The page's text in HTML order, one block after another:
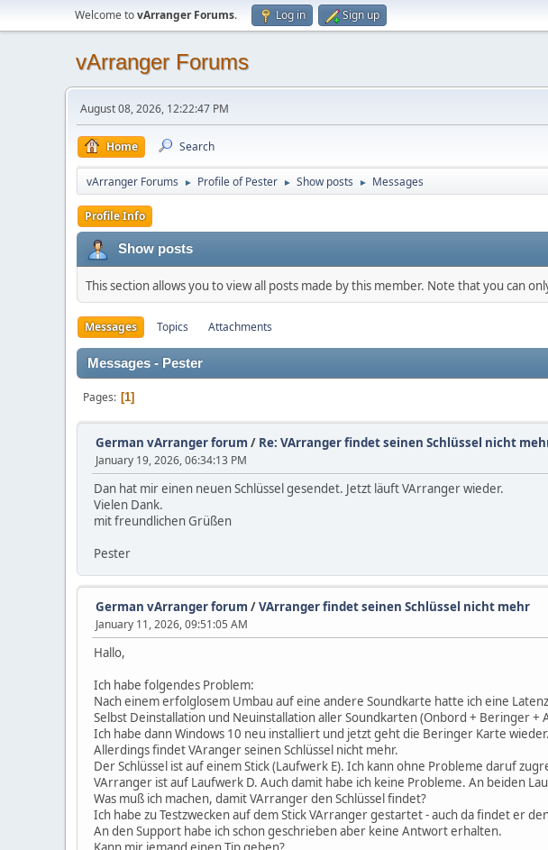
Welcome tovArranger Forums. Log in Sign up
vArranger Forums
August 08, 2026, 12:22:47 PM
Home Search
vArranger Forums ► Profile of Pester ► Show posts ► Messages
Profile Info
Show posts
This section allows you to view all posts made by this member. Note that you can
Messages Topics Attachments
Messages - Pester
Pages 1
German vArranger forum / Re: VArranger findet seinen Schlüssel nicht
January 19, 2026, 06:34:13 PM
Dan hat mir einen neuen Schlüssel gesendet. Jetzt läuft VArranger wieder.
Vielen Dank.
mit freundlichen Grüßen
Pester
German vArranger forum /VArranger findet seinen Schlüssel nicht mehr
January 11, 2026, 09:51:05 AM
Hallo,
Ich habe folgendes Problem:
Nach einem erfolglosem Umbau auf eine andere Soundkarte hatte ich eine
Selbst Deinstallation und Neuinstallation aller Soundkarten (Onbord + Beringer +
Ich habe dann Windows 10 neu installiert und jetzt geht die Beringer Karte wieder.
Allerdings findet VAranger seinen Schlüssel nicht mehr.
Der Schlüssel ist auf einem Stick (Laufwerk E). Ich kann ohne Probleme daruf
VArranger ist auf Laufwerk D. Auch damit habe ich keine Probleme. An beiden
Was muß ich machen, damit VArranger den Schlüssel findet?
Ich habe zu Testzwecken auf dem Stick VArranger gestartet - auch da findet er
An den Support habe ich schon geschrieben aber keine Antwort erhalten.